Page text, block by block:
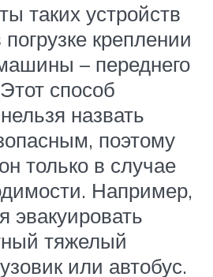
таких устройств
креплении
– переднего
способ
назвать
поэтому
только в случае
Например,
эвакуировать
тяжелый
или автобус.